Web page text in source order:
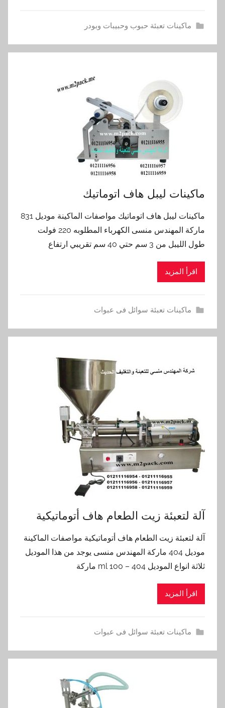
ماكينات تعبئة حبوب وحبيبات وبودر
ماكينات ليبل هاف اتوماتيك
ماكينات ليبل هاف اتوماتيك مواصفات الماكينة موديل 831
ماركة المهندس منسى الكهرباء المطلوبه 220 فولت
طول الليبل من 3 سم حتي 40 سم تقريبي ارتفاع
اقرأ المزيد
ماكينات تعبئة سوائل فى عبوات
آلة لتعبئة زيت الطعام هاف أتوماتيكية
آلة لتعبئة زيت الطعام هاف أتوماتيكية مواصفات الماكينة
موديل 404 ماركة المهندس منسى يوجد من هذا الموديل
ثلاثة انواع الموديل 404 – 100 ml ماركة
اقرأ المزيد
ماكينات تعبئة سوائل فى عبوات